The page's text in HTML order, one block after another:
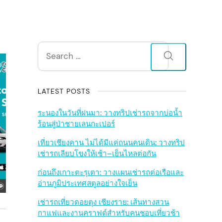
S
i
d
e
b
a
r
Search
for:
LATEST POSTS
ระนองในวันที่ฝนมา: วางทริปเช่ารถจากบ่อน้ำ
ร้อนสู่ป่าชายเลนกะเปอร์
เที่ยวเชียงคาน ไม่ได้มีแค่ถนนคนเดิน: วางทริป
เช่ารถเลียบโขงให้เช้า–เย็นไหลต่อกัน
ก่อนถึงเกาะตะรุเตา: วางแผนเช่ารถต่อเรือและ
อ่านภูมิประเทศสตูลอย่างใจเย็น
เช่ารถเที่ยวดอยตุง เชียงราย: เส้นทางสวน
กาแฟและงานคราฟต์สำหรับคนชอบเที่ยวช้า